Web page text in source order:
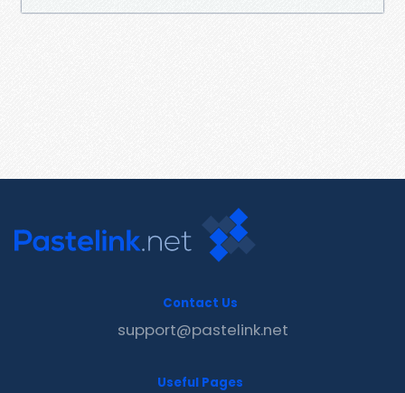
Contact Us
support@pastelink.net
Useful Pages